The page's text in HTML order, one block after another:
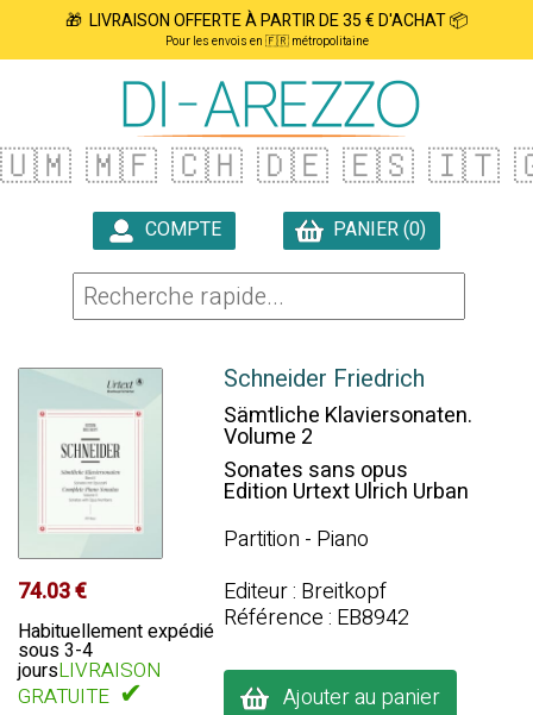
🎁 LIVRAISON OFFERTE À PARTIR DE 35 € D'ACHAT 📦
Pour les envois en 🇫🇷 métropolitaine
🇺🇲 🇲🇫 🇨🇭 🇩🇪 🇪🇸 🇮🇹
COMPTE
PANIER (0)
74.03 €
Habituellement expédié
sous 3-4
joursLIVRAISON
GRATUITE ✔
Schneider Friedrich
Sämtliche Klaviersonaten.
Volume 2
Sonates sans opus
Edition Urtext Ulrich Urban
Partition - Piano
Editeur : Breitkopf
Référence : EB8942
Ajouter au panier